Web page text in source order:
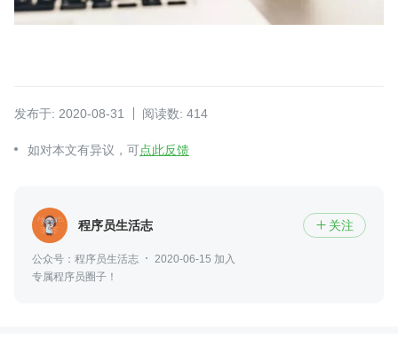
发布于: 2020-08-31 阅读数: 414
如对本文有异议，可点此反馈
程序员生活志  关注
公众号：程序员生活志
2020-06-15 加入
专属程序员圈子！